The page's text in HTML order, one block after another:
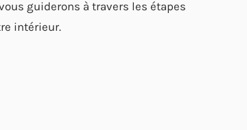
guiderons à travers les étapes
intérieur.